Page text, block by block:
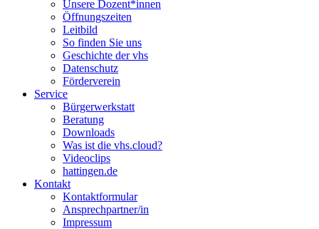
Unsere Dozent*innen
Öffnungszeiten
Leitbild
So finden Sie uns
Geschichte der vhs
Datenschutz
Förderverein
Service
Bürgerwerkstatt
Beratung
Downloads
Was ist die vhs.cloud?
Videoclips
hattingen.de
Kontakt
Kontaktformular
Ansprechpartner/in
Impressum